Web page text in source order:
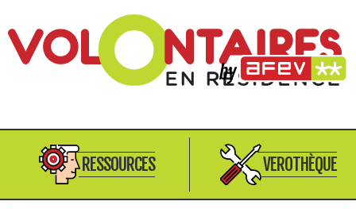
RESSOURCES VEROTHÈQUE